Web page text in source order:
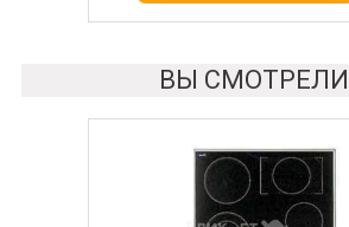
ВЫ СМОТРЕЛИ